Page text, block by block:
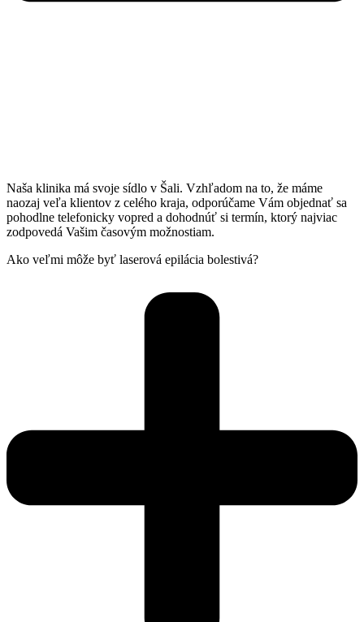
Naša klinika má svoje sídlo v Šali. Vzhľadom na to, že máme
naozaj veľa klientov z celého kraja, odporúčame Vám objednať sa
pohodlne telefonicky vopred a dohodnúť si termín, ktorý najviac
zodpovedá Vašim časovým možnostiam.
Ako veľmi môže byť laserová epilácia bolestivá?